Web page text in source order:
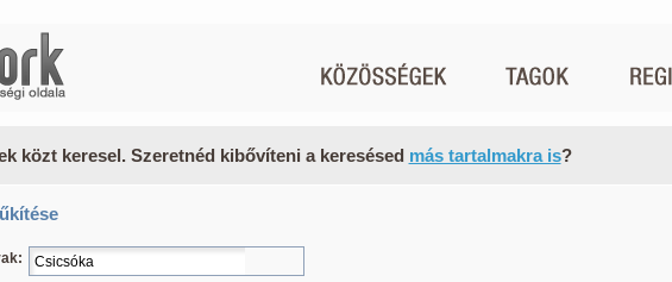
közt keresel. Szeretnéd kibővíteni a keresésed más tartalmakra is?